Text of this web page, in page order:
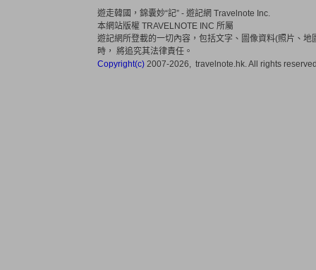
遊走韓國，錦囊妙“記” - 遊記網 Travelnote Inc.
本網站版權 TRAVELNOTE INC 所屬
遊記網所登載的一切內容，包括文字、圖像資料(照片、
時， 將追究其法律責任。
Copyright(c)2007-2026, travelnote.hk. All rights